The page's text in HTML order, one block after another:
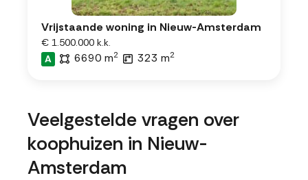
Vrijstaande woning in Nieuw-Amsterdam
€ 1.500.000 k.k.
A
6690 m2 323 m2
Veelgestelde vragen over
koophuizen in Nieuw-
Amsterdam